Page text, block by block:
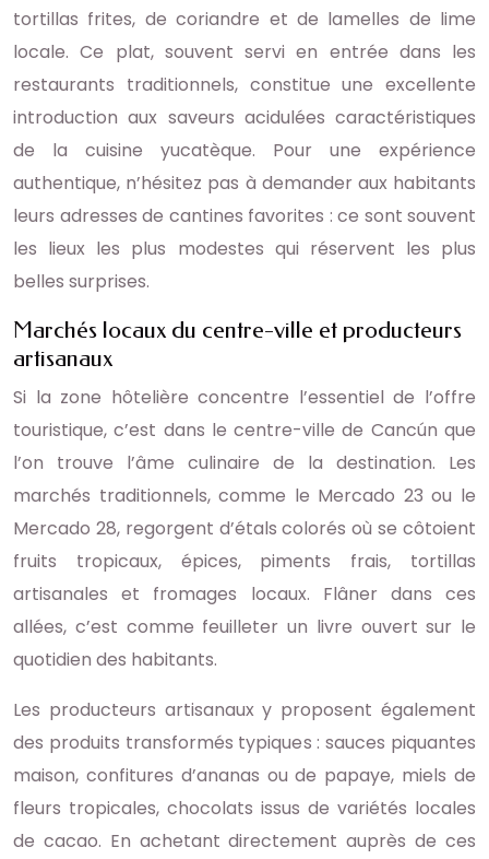
tortillas frites, de coriandre et de lamelles de lime
locale. Ce plat, souvent servi en entrée dans les
restaurants traditionnels, constitue une excellente
introduction aux saveurs acidulées caractéristiques
de la cuisine yucatèque. Pour une expérience
authentique, n’hésitez pas à demander aux habitants
leurs adresses de cantines favorites : ce sont souvent
les lieux les plus modestes qui réservent les plus
belles surprises.
Marchés locaux du centre-ville et producteurs
artisanaux
Si la zone hôtelière concentre l’essentiel de l’offre
touristique, c’est dans le centre-ville de Cancún que
l’on trouve l’âme culinaire de la destination. Les
marchés traditionnels, comme le Mercado 23 ou le
Mercado 28, regorgent d’étals colorés où se côtoient
fruits tropicaux, épices, piments frais, tortillas
artisanales et fromages locaux. Flâner dans ces
allées, c’est comme feuilleter un livre ouvert sur le
quotidien des habitants.
Les producteurs artisanaux y proposent également
des produits transformés typiques : sauces piquantes
maison, confitures d’ananas ou de papaye, miels de
fleurs tropicales, chocolats issus de variétés locales
de cacao. En achetant directement auprès de ces